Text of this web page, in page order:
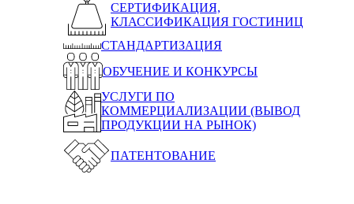
СЕРТИФИКАЦИЯ,
КЛАССИФИКАЦИЯ ГОСТИНИЦ
СТАНДАРТИЗАЦИЯ
ОБУЧЕНИЕ И КОНКУРСЫ
УСЛУГИ ПО
КОММЕРЦИАЛИЗАЦИИ (ВЫВОД
ПРОДУКЦИИ НА РЫНОК)
ПАТЕНТОВАНИЕ